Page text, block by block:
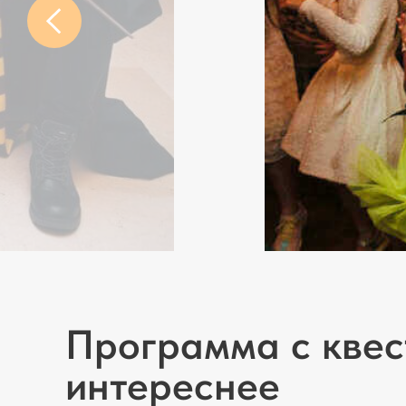
Программа с
интереснее